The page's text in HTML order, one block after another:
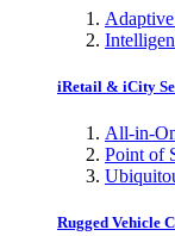
iRetail & iCity
All-in-
Point of
Rugged Vehicle